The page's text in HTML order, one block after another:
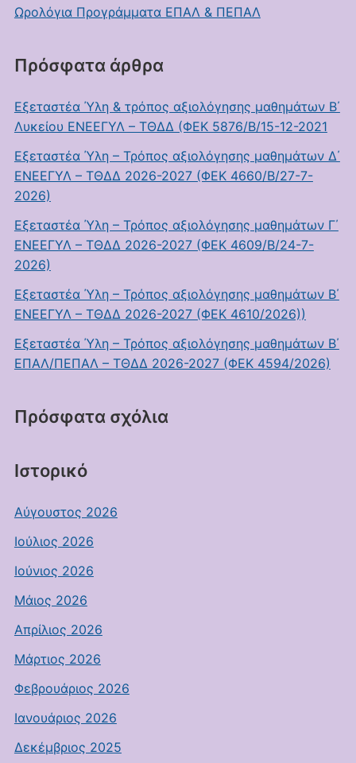
Ωρολόγια Προγράμματα ΕΠΑΛ & ΠΕΠΑΛ
Πρόσφατα άρθρα
Εξεταστέα Ύλη & τρόπος αξιολόγησης μαθημάτων Β΄
Λυκείου ΕΝΕΕΓΥΛ – ΤΘΔΔ (ΦΕΚ 5876/Β/15-12-2021
Εξεταστέα Ύλη – Τρόπος αξιολόγησης μαθημάτων Δ΄
ΕΝΕΕΓΥΛ – ΤΘΔΔ 2026-2027 (ΦΕΚ 4660/Β/27-7-
2026)
Εξεταστέα Ύλη – Τρόπος αξιολόγησης μαθημάτων Γ΄
ΕΝΕΕΓΥΛ – ΤΘΔΔ 2026-2027 (ΦΕΚ 4609/Β/24-7-
2026)
Εξεταστέα Ύλη – Τρόπος αξιολόγησης μαθημάτων Β΄
ΕΝΕΕΓΥΛ – ΤΘΔΔ 2026-2027 (ΦΕΚ 4610/2026))
Εξεταστέα Ύλη – Τρόπος αξιολόγησης μαθημάτων Β΄
ΕΠΑΛ/ΠΕΠΑΛ – ΤΘΔΔ 2026-2027 (ΦΕΚ 4594/2026)
Πρόσφατα σχόλια
Ιστορικό
Αύγουστος 2026
Ιούλιος 2026
Ιούνιος 2026
Μάιος 2026
Απρίλιος 2026
Μάρτιος 2026
Φεβρουάριος 2026
Ιανουάριος 2026
Δεκέμβριος 2025